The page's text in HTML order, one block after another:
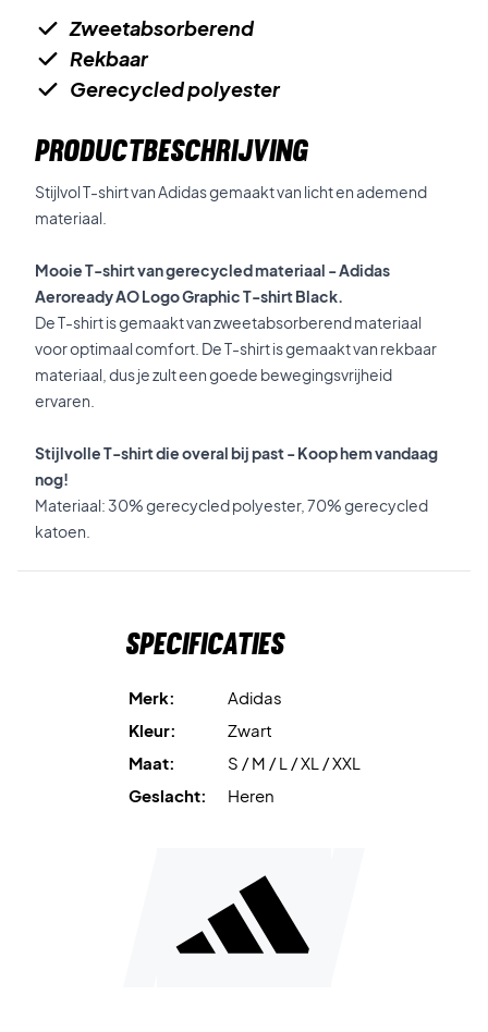
Zweetabsorberend
Rekbaar
Gerecycled polyester
PRODUCTBESCHRIJVING
Stijlvol T-shirt van Adidas gemaakt van licht en ademend
materiaal.
Mooie T-shirt van gerecycled materiaal - Adidas
Aeroready AO Logo Graphic T-shirt Black.
De T-shirt is gemaakt van zweetabsorberend materiaal
voor optimaal comfort. De T-shirt is gemaakt van rekbaar
materiaal, dus je zult een goede bewegingsvrijheid
ervaren.
Stijlvolle T-shirt die overal bij past - Koop hem vandaag
nog!
Materiaal: 30% gerecycled polyester, 70% gerecycled
katoen.
Specificaties
Merk:
Adidas
Kleur:
Zwart
Maat:
S / M / L / XL / XXL
Geslacht:
Heren